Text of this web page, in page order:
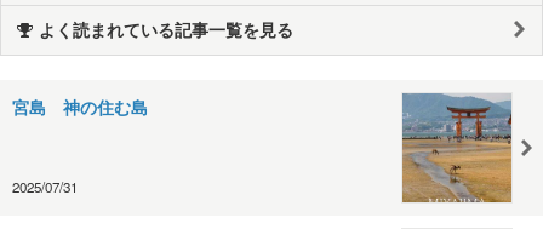
よく読まれている記事一覧を見る
宮島 神の住む島
2025/07/31